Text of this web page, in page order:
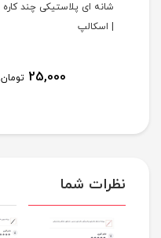
شانه ای پلاستیکی چند کاره
| اسکالپ
25,000 تومان
نظرات شما